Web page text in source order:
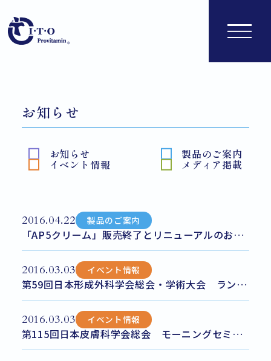
お知らせ
お知らせ 製品のご案内
イベント情報 メディア掲載
2016.04.22 製品のご案内
「AP5クリーム」販売終了とリニューアルのお知らせ
2016.03.03 イベント情報
第59回日本形成外科学会総会・学術大会 ランチョンセミナーのお知らせ
2016.03.03 イベント情報
第115回日本皮膚科学会総会 モーニングセミナーのお知らせ